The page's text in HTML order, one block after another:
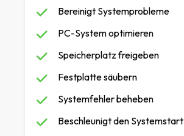
Bereinigt Systemprobleme
PC-System optimieren
Speicherplatz freigeben
Festplatte säubern
Systemfehler beheben
Beschleunigt den Systemstart